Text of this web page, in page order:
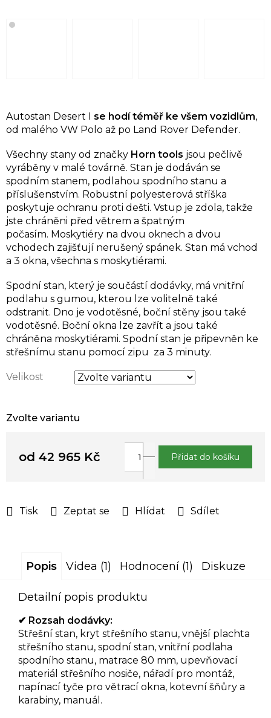
Zvolte variantu
Velikost
Autostan Desert I se hodí téměř ke všem vozidlům,
od malého VW Polo až po Land Rover Defender.
Všechny stany od značky Horn tools jsou pečlivě
vyráběny v malé továrně. Stan je dodáván se
spodním stanem, podlahou spodního stanu a
příslušenstvím. Robustní polyesterová stříška
poskytuje ochranu proti dešti. Vstup je zdola, takže
jste chráněni před větrem a špatným
počasím. Moskytiéry na dvou oknech a dvou
vchodech zajišťují nerušený spánek. Stan má vchod
a 3 okna, všechna s moskytiérami.
Spodní stan, který je součástí dodávky, má vnitřní
podlahu s gumou, kterou lze volitelně také
odstranit. Dno je vodotěsné, boční stěny jsou také
vodotěsné. Boční okna lze zavřít a jsou také
chráněna moskytiérami. Spodní stan je připevněn ke
střešnímu stanu pomocí zipu za 3 minuty.
Tisk Zeptat se Hlídat Sdílet
od 42 965 Kč Přidat do košíku
Popis Videa (1) Hodnocení (1) Diskuze
Detailní popis produktu
✔ Rozsah dodávky:
Střešní stan, kryt střešního stanu, vnější plachta
střešního stanu, spodní stan, vnitřní podlaha
spodního stanu, matrace 80 mm, upevňovací
materiál střešního nosiče, nářadí pro montáž,
napínací tyče pro větrací okna, kotevní šňůry a
karabiny, manuál.